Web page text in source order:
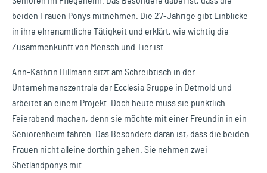
beiden Frauen Ponys mitnehmen. Die 27-Jährige gibt Einblicke
in ihre ehrenamtliche Tätigkeit und erklärt, wie wichtig die
Zusammenkunft von Mensch und Tier ist.
A nn-Kathrin Hillmann sitzt am Schreibtisch in der
Unternehmenszentrale der Ecclesia Gruppe in Detmold und
arbeitet an einem Projekt. Doch heute muss sie pünktlich
Feierabend machen, denn sie möchte mit einer Freundin in ein
Seniorenheim fahren. Das Besondere daran ist, dass die beiden
Frauen nicht alleine dorthin gehen. Sie nehmen zwei
Shetlandponys mit.